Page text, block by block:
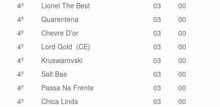
4º
Lionel The Best 03
00
4º
Quarentena 03
00
4º
Chevre D’or 03
00
4º
Lord Gold (CE) 03
00
4º
Kruswarovski 03
00
4º
Salt Bae 03
00
4º
Passa Na Frente 03
00
4º
Chica Linda 03
00